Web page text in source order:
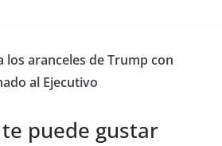
los aranceles de Trump con
al Ejecutivo
puede gustar